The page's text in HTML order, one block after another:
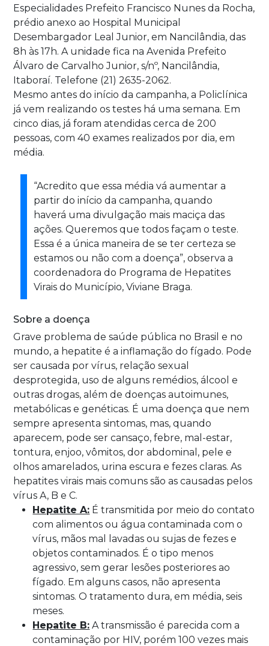
Especialidades Prefeito Francisco Nunes da Rocha,
prédio anexo ao Hospital Municipal
Desembargador Leal Junior, em Nancilândia, das
8h às 17h. A unidade fica na Avenida Prefeito
Álvaro de Carvalho Junior, s/nº, Nancilândia,
Itaboraí. Telefone (21) 2635-2062.
Mesmo antes do início da campanha, a Policlínica
já vem realizando os testes há uma semana. Em
cinco dias, já foram atendidas cerca de 200
pessoas, com 40 exames realizados por dia, em
média.
“Acredito que essa média vá aumentar a
partir do início da campanha, quando
haverá uma divulgação mais maciça das
ações. Queremos que todos façam o teste.
Essa é a única maneira de se ter certeza se
estamos ou não com a doença”, observa a
coordenadora do Programa de Hepatites
Virais do Município, Viviane Braga.
Sobre a doença
Grave problema de saúde pública no Brasil e no
mundo, a hepatite é a inflamação do fígado. Pode
ser causada por vírus, relação sexual
desprotegida, uso de alguns remédios, álcool e
outras drogas, além de doenças autoimunes,
metabólicas e genéticas. É uma doença que nem
sempre apresenta sintomas, mas, quando
aparecem, pode ser cansaço, febre, mal-estar,
tontura, enjoo, vômitos, dor abdominal, pele e
olhos amarelados, urina escura e fezes claras. As
hepatites virais mais comuns são as causadas pelos
vírus A, B e C.
Hepatite A: É transmitida por meio do contato
com alimentos ou água contaminada com o
vírus, mãos mal lavadas ou sujas de fezes e
objetos contaminados. É o tipo menos
agressivo, sem gerar lesões posteriores ao
fígado. Em alguns casos, não apresenta
sintomas. O tratamento dura, em média, seis
meses.
Hepatite B: A transmissão é parecida com a
contaminação por HIV, porém 100 vezes mais